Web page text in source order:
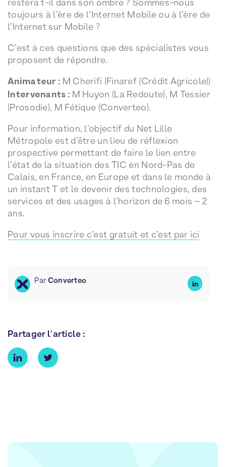
restera t-il dans son ombre ? Sommes-nous
toujours à l’ère de l’Internet Mobile ou à l’ère de
l’Internet sur Mobile ?
C’est à ces questions que des spécialistes vous
proposent de répondre.
Animateur : M Cherifi (Finaref (Crédit Agricole))
Intervenants : M Huyon (La Redoute), M Tessier
(Prosodie), M Fétique (Converteo).
Pour information, l’objectif du Net Lille
Métropole est d’être un lieu de réflexion
prospective permettant de faire le lien entre
l’état de la situation des TIC en Nord-Pas de
Calais, en France, en Europe et dans le monde à
un instant T et le devenir des technologies, des
services et des usages à l’horizon de 6 mois – 2
ans.
Pour vous inscrire c’est gratuit et c’est par ici
Par Converteo
Partager l'article :